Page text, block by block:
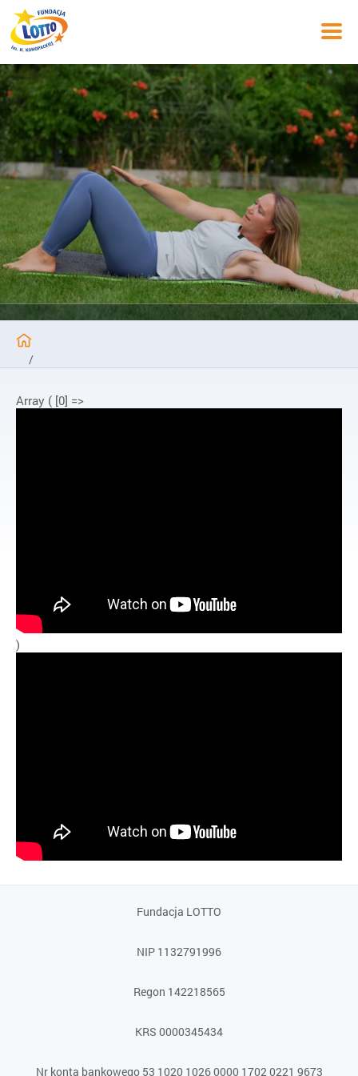
/
/
Zdrowy Kręgosłup dla osób 55+
Array ( [0] =>
)
Fundacja LOTTO
NIP 1132791996
Regon 142218565
KRS 0000345434
Nr konta bankowego 53 1020 1026 0000 1702 0221 9673